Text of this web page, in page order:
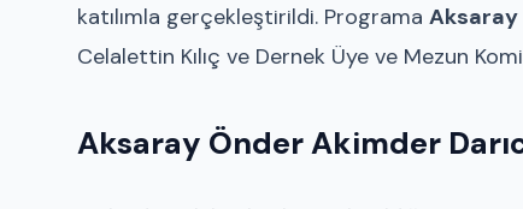
katılımla gerçekleştirildi. Programa Aksaray
Celalettin Kılıç ve Dernek Üye ve Mezun
Aksaray Önder Akimder